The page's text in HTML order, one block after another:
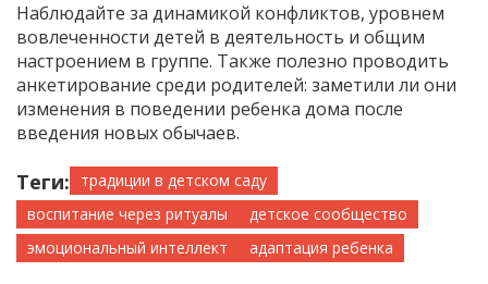
Наблюдайте за динамикой конфликтов, уровнем
вовлеченности детей в деятельность и общим
настроением в группе. Также полезно проводить
анкетирование среди родителей: заметили ли они
изменения в поведении ребенка дома после
введения новых обычаев.
Теги:
традиции в детском саду
воспитание через ритуалы
детское сообщество
эмоциональный интеллект
адаптация ребенка